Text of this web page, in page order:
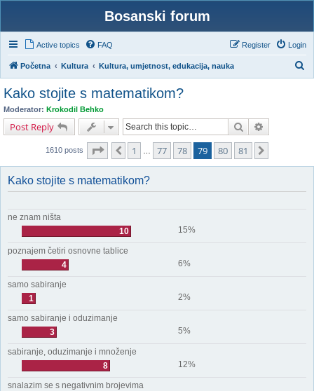
Bosanski forum
Active topics FAQ Login
Register
Početna Kultura Kultura, umjetnost, edukacija, nauka
Kako stojite s matematikom?
Moderator: Krokodil Behko
Post Reply Search
1610 posts Page 79 81
Previous
1 77 78 79 80 81
Kako stojite s matematikom?
ne znam ništa
10
15%
poznajem četiri osnovne tablice
4
6%
samo sabiranje
1
2%
samo sabiranje i oduzimanje
3
5%
sabiranje, oduzimanje i množenje
8
12%
snalazim se s negativnim brojevima